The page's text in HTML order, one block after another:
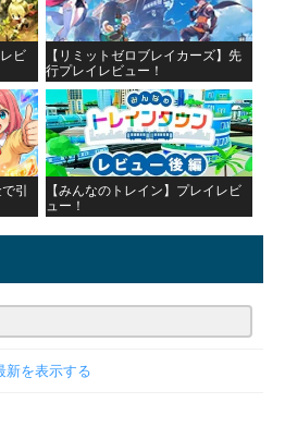
ビ
【リミットゼロブレイカーズ】先
行プレイレビュー！
引
【みんなのトレイン】プレイレビ
ュー！
新を表示する